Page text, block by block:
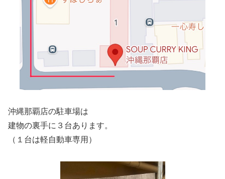
沖縄那覇店の駐車場は
建物の裏手に３台あります。
（１台は軽自動車専用）